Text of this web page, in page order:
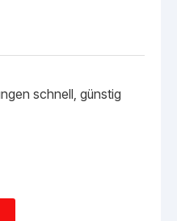
schnell, günstig